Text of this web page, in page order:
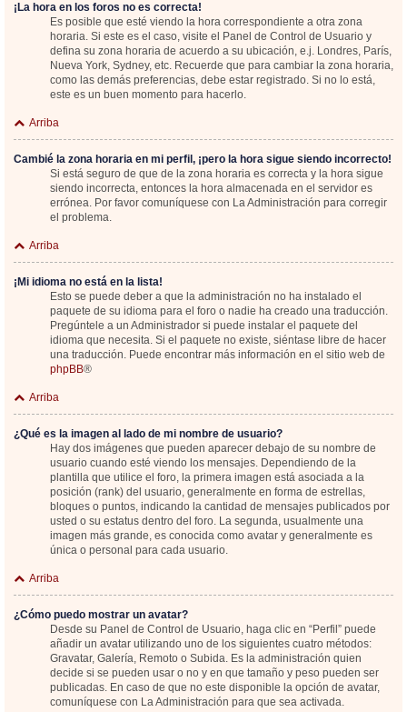
¡La hora en los foros no es correcta!
Es posible que esté viendo la hora correspondiente a otra zona
horaria. Si este es el caso, visite el Panel de Control de Usuario y
defina su zona horaria de acuerdo a su ubicación, e.j. Londres, París,
Nueva York, Sydney, etc. Recuerde que para cambiar la zona horaria,
como las demás preferencias, debe estar registrado. Si no lo está,
este es un buen momento para hacerlo.
Arriba
Cambié la zona horaria en mi perfil, ¡pero la hora sigue siendo incorrecto!
Si está seguro de que de la zona horaria es correcta y la hora sigue
siendo incorrecta, entonces la hora almacenada en el servidor es
errónea. Por favor comuníquese con La Administración para corregir
el problema.
Arriba
¡Mi idioma no está en la lista!
Esto se puede deber a que la administración no ha instalado el
paquete de su idioma para el foro o nadie ha creado una traducción.
Pregúntele a un Administrador si puede instalar el paquete del
idioma que necesita. Si el paquete no existe, siéntase libre de hacer
una traducción. Puede encontrar más información en el sitio web de
phpBB®
Arriba
¿Qué es la imagen al lado de mi nombre de usuario?
Hay dos imágenes que pueden aparecer debajo de su nombre de
usuario cuando esté viendo los mensajes. Dependiendo de la
plantilla que utilice el foro, la primera imagen está asociada a la
posición (rank) del usuario, generalmente en forma de estrellas,
bloques o puntos, indicando la cantidad de mensajes publicados por
usted o su estatus dentro del foro. La segunda, usualmente una
imagen más grande, es conocida como avatar y generalmente es
única o personal para cada usuario.
Arriba
¿Cómo puedo mostrar un avatar?
Desde su Panel de Control de Usuario, haga clic en “Perfil” puede
añadir un avatar utilizando uno de los siguientes cuatro métodos:
Gravatar, Galería, Remoto o Subida. Es la administración quien
decide si se pueden usar o no y en que tamaño y peso pueden ser
publicadas. En caso de que no este disponible la opción de avatar,
comuníquese con La Administración para que sea activada.